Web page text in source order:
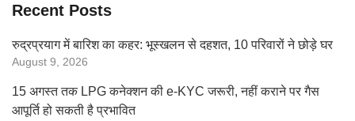
Recent Posts
रुद्रप्रयाग में बारिश का कहर: भूस्खलन से दहशत, 10 परिवारों ने छोड़े घर
August 9, 2026
15 अगस्त तक LPG कनेक्शन की e-KYC जरूरी, नहीं कराने पर गैस
आपूर्ति हो सकती है प्रभावित